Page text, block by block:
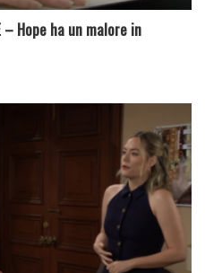
– Hope ha un malore in